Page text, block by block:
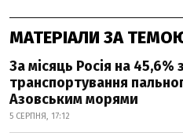
МАТЕРІАЛИ ЗА
За місяць Росія на
транспортування
Азовським морями
5 СЕРПНЯ, 17:12